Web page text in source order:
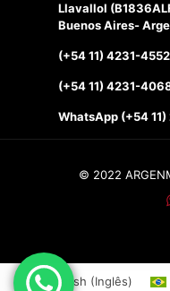
Llavallol
Buenos Aires-
(+54 11) 4231-4552
(+54 11) 4231-
WhatsApp (+54
© 2022
English (Inglês)